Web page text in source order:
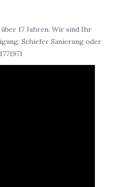
17 Jahren. Wir sind Ihr
Schiefer Sanierung oder